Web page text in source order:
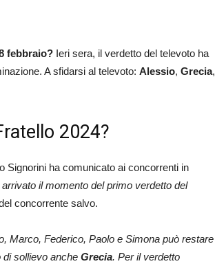
febbraio? Ieri sera, il verdetto del televoto ha
A sfidarsi al televoto: Alessio, Grecia,
2024?
Signorini ha comunicato ai concorrenti in
il momento del primo verdetto del
concorrente salvo.
Marco, Federico, Paolo e Simona può restare
di sollievo anche Grecia. Per il verdetto